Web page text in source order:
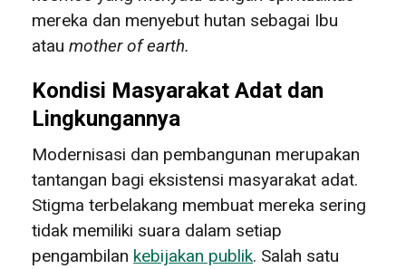
mereka dan menyebut hutan sebagai Ibu
atau mother of earth.
Kondisi Masyarakat Adat dan
Lingkungannya
Modernisasi dan pembangunan merupakan
tantangan bagi eksistensi masyarakat adat.
Stigma terbelakang membuat mereka sering
tidak memiliki suara dalam setiap
pengambilan kebijakan publik. Salah satu